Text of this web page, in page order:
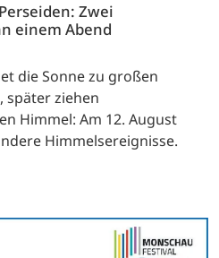
Zwei
einem Abend
die Sonne zu großen
später ziehen
Himmel: Am 12. August
Himmelsereignisse.